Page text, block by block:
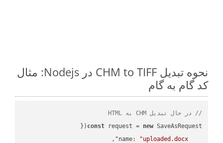
نحوه تبدیل CHM to TIFF در Nodejs: مثال
کد گام به گام
// در حال تبدیل CHM به HTML
const request = new
name: "uploaded.docx"